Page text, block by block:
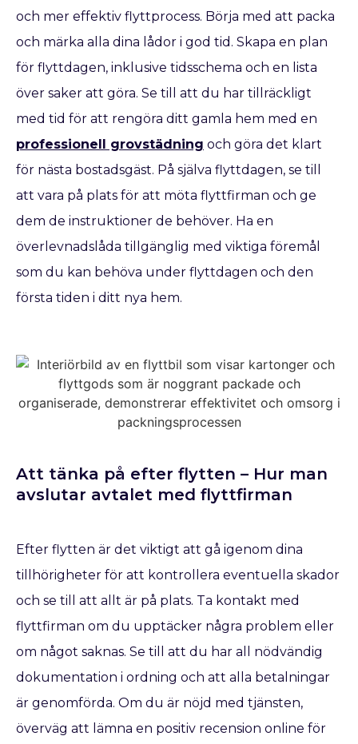
och mer effektiv flyttprocess. Börja med att packa
och märka alla dina lådor i god tid. Skapa en plan
för flyttdagen, inklusive tidsschema och en lista
över saker att göra. Se till att du har tillräckligt
med tid för att rengöra ditt gamla hem med en
professionell grovstädning och göra det klart
för nästa bostadsgäst. På själva flyttdagen, se till
att vara på plats för att möta flyttfirman och ge
dem de instruktioner de behöver. Ha en
överlevnadslåda tillgänglig med viktiga föremål
som du kan behöva under flyttdagen och den
första tiden i ditt nya hem.
Att tänka på efter flytten – Hur man
avslutar avtalet med flyttfirman
Efter flytten är det viktigt att gå igenom dina
tillhörigheter för att kontrollera eventuella skador
och se till att allt är på plats. Ta kontakt med
flyttfirman om du upptäcker några problem eller
om något saknas. Se till att du har all nödvändig
dokumentation i ordning och att alla betalningar
är genomförda. Om du är nöjd med tjänsten,
överväg att lämna en positiv recension online för